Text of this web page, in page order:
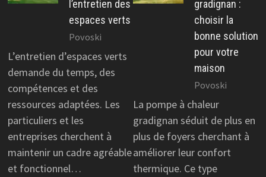
l’entretien des
espaces verts
Povoski
L’entretien d’espaces verts
demande du temps, des
compétences et des
ressources adaptées. Les
particuliers et les
entreprises cherchent à
maintenir un cadre agréable
et fonctionnel…
gradignan :
choisir la
bonne solution
pour votre
maison
Povoski
La pompe à chaleur
gradignan séduit de plus en
plus de foyers cherchant à
améliorer leur confort
thermique. Ce type